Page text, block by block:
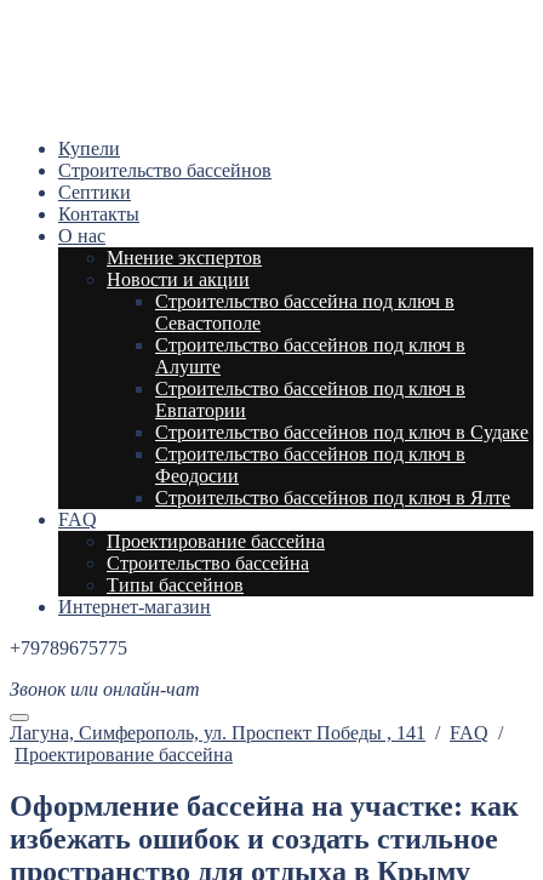
Купели
Строительство бассейнов
Септики
Контакты
О нас
Мнение экспертов
Новости и акции
Строительство бассейна под ключ в
Севастополе
Строительство бассейнов под ключ в
Алуште
Строительство бассейнов под ключ в
Евпатории
Строительство бассейнов под ключ в Судаке
Строительство бассейнов под ключ в
Феодосии
Строительство бассейнов под ключ в Ялте
FAQ
Проектирование бассейна
Строительство бассейна
Типы бассейнов
Интернет-магазин
+79789675775
Звонок или онлайн-чат
Лагуна, Cимферополь, ул. Проспект Победы , 141 / FAQ /
Проектирование бассейна
Оформление бассейна на участке: как
избежать ошибок и создать стильное
пространство для отдыха в Крыму